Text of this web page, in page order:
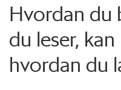
Hvordan du
du leser,
hvordan du